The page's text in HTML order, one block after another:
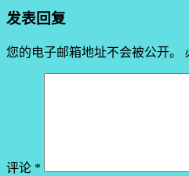
发表回复
您的电子邮箱地址不会被公开。
评论 *